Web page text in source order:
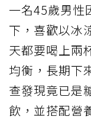
一名45歲男性
下，喜歡以冰
天都要喝上兩
均衡，長期下
查發現竟已是
飲，並搭配營